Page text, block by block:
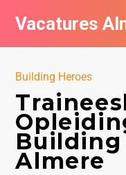
Vacatures
Building Heroes
Building
Almere
Vacatures per bedrijf
De populairste
Nieuwsbrief feed